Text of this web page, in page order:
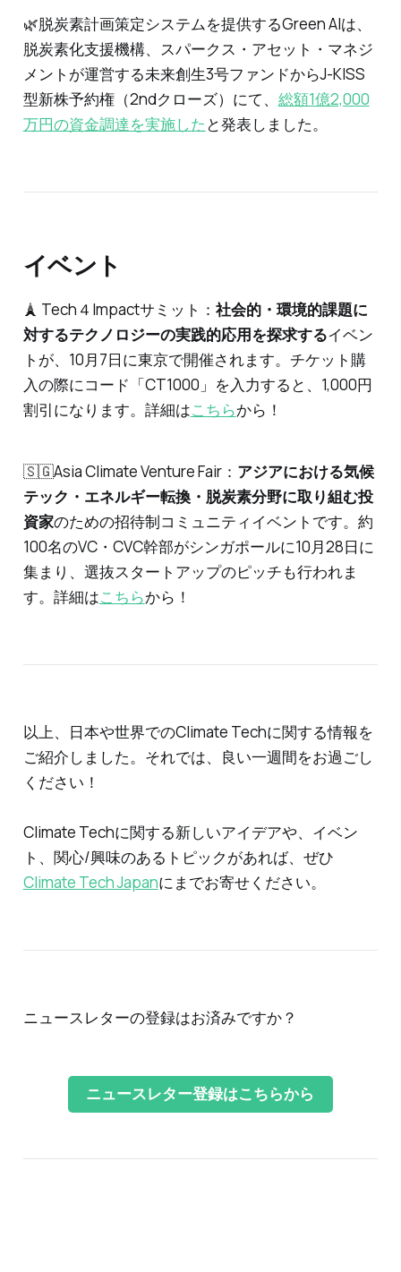
🌿脱炭素計画策定システムを提供するGreen AIは、
脱炭素化支援機構、スパークス・アセット・マネジ
メントが運営する未来創生3号ファンドからJ-KISS
型新株予約権（2ndクローズ）にて、 総額1億2,000
万円の資金調達を実施した と発表しました。
イベント
🗼 Tech４Impactサミット： 社会的・環境的課題に
対するテクノロジーの実践的応用を探求するイベン
トが、10月7日に東京で開催されます。チケット購
入の際にコード「CT1000」を入力すると、1,000円
割引になります。詳細はこちらから！
🇸🇬Asia Climate Venture Fair： アジアにおける気候
テック・エネルギー転換・脱炭素分野に取り組む投
資家のための招待制コミュニティイベントです。約
100名のVC・CVC幹部がシンガポールに10月28日に
集まり、選抜スタートアップのピッチも行われま
す。詳細はこちらから！
以上、日本や世界でのClimate Techに関する情報を
ご紹介しました。それでは、良い一週間をお過ごし
ください！
Climate Techに関する新しいアイデアや、イベン
ト、関心/興味のあるトピックがあれば、ぜひ
Climate Tech Japanにまでお寄せください。
ニュースレターの登録はお済みですか？
ニュースレター登録はこちらから